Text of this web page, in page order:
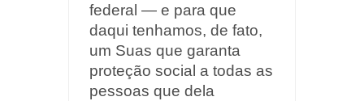
federal — e para que
daqui tenhamos, de fato,
um Suas que garanta
proteção social a todas as
pessoas que dela